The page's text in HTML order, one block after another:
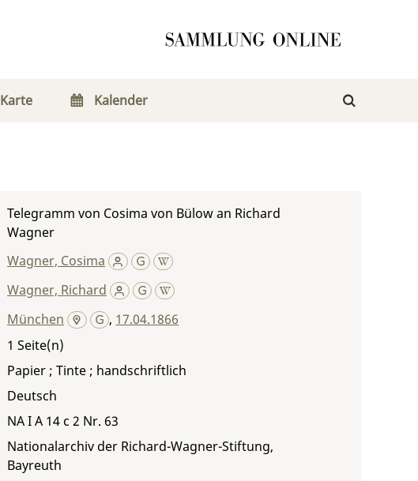
Karte Kalender
Telegramm von Cosima von Bülow an Richard
Wagner
Wagner, Cosima
Wagner, Richard
München , 17.04.1866
1
Papier ; Tinte ; handschriftlich
Deutsch
NA I A 14 c 2 Nr. 63
Nationalarchiv der Richard-Wagner-Stiftung,
Bayreuth